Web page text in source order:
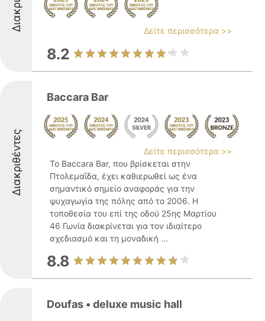
Δείτε περισσότερα >>
8.2
Διακριθέντες
Baccara Bar
Δείτε περισσότερα >>
Το Baccara Bar, που βρίσκεται στην
Πτολεμαΐδα, έχει καθιερωθεί ως ένα
σημαντικό σημείο αναφοράς για την
ψυχαγωγία της πόλης από το 2006. Η
τοποθεσία του επί της οδού 25ης Μαρτίου
46 Γωνία διακρίνεται για τον ιδιαίτερο
σχεδιασμό και τη μοναδική ...
8.8
Doufas • deluxe music hall